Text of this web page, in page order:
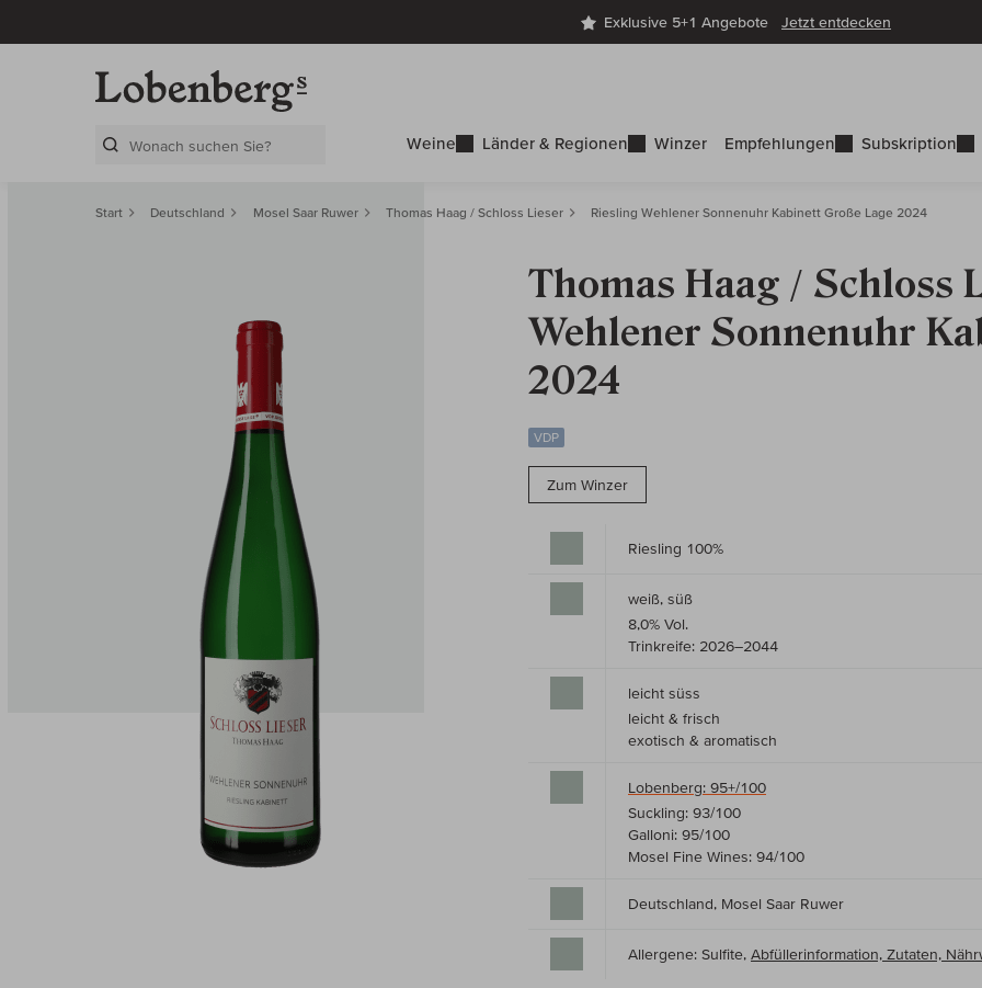
Exklusive 5+1 Angebote Jetzt entdecken
Weine Länder & Regionen Winzer Empfehlungen Subskription
Start Deutschland Mosel Saar Ruwer Thomas Haag / Schloss Lieser Riesling Wehlener Sonnenuhr Kabinett Große Lage 2024
Thomas Haag / Schloss
Wehlener Sonnenuhr
2024
VDP
Zum Winzer
Riesling 100%
weiß, süß
8,0% Vol.
Trinkreife: 2026–2044
leicht süss
leicht & frisch
exotisch & aromatisch
Lobenberg: 95+/100
Suckling: 93/100
Galloni: 95/100
Mosel Fine Wines: 94/100
Deutschland, Mosel Saar Ruwer
Allergene: Sulfite, Abfüllerinformation, Zutaten,